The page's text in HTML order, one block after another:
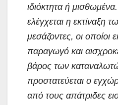
ιδιόκτητα ή
ελέγχεται η εκτίναξη
μεσάζοντες, οι οποίοι
παραγωγό και
βάρος των
προστατεύεται ο
από τους απάτριδες